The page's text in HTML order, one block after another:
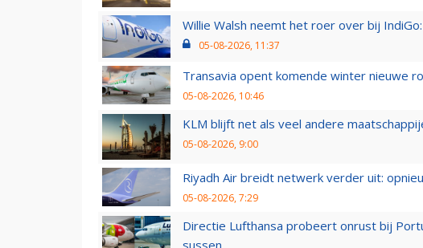
Willie Walsh neemt het roer over bij
05-08-2026, 11:37
Transavia opent komende winter nieuwe
05-08-2026, 10:46
KLM blijft net als veel andere
05-08-2026, 9:00
Riyadh Air breidt netwerk verder uit:
05-08-2026, 7:29
Directie Lufthansa probeert onrust bij
sussen